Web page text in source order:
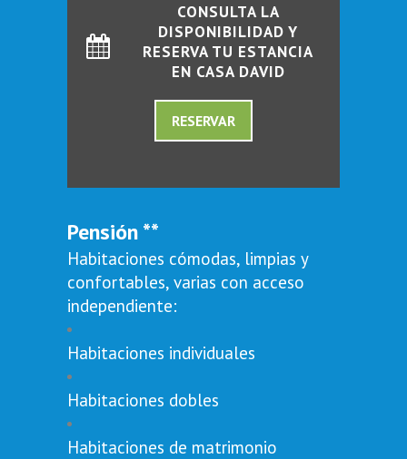
CONSULTA LA
DISPONIBILIDAD Y
RESERVA TU ESTANCIA
EN CASA DAVID
RESERVAR
Pensión **
Habitaciones cómodas, limpias y
confortables, varias con acceso
independiente:
Habitaciones individuales
Habitaciones dobles
Habitaciones de matrimonio